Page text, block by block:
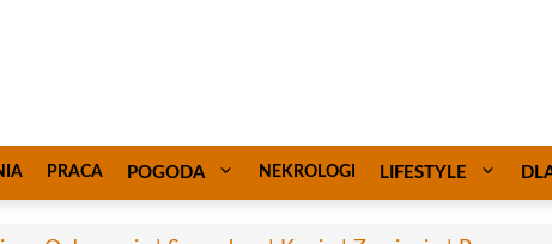
PRACA POGODA NEKROLOGI LIFESTYLE